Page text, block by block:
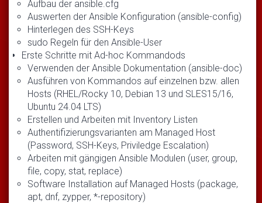
Aufbau der ansible.cfg
Auswerten der Ansible Konfiguration (ansible-config)
Hinterlegen des SSH-Keys
sudo Regeln für den Ansible-User
Erste Schritte mit Ad-hoc Kommandods
Verwenden der Ansible Dokumentation (ansible-doc)
Ausführen von Kommandos auf einzelnen bzw. allen
Hosts (RHEL/Rocky 10, Debian 13 und SLES15/16,
Ubuntu 24.04 LTS)
Erstellen und Arbeiten mit Inventory Listen
Authentifizierungsvarianten am Managed Host
(Password, SSH-Keys, Priviledge Escalation)
Arbeiten mit gängigen Ansible Modulen (user, group,
file, copy, stat, replace)
Software Installation auf Managed Hosts (package,
apt, dnf, zypper, *-repository)